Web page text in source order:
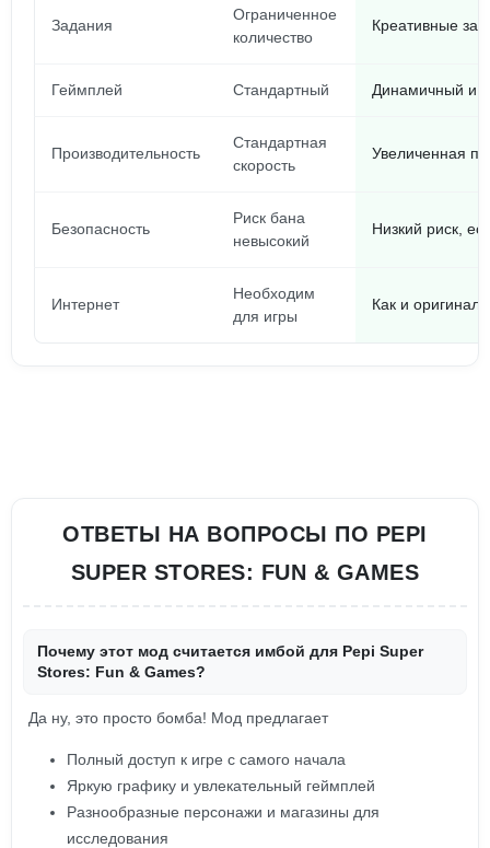
Задания
Ограниченное
количество
Креативные
Геймплей Стандартный Динамичный и
Производительность
Стандартная
скорость
Увеличенная
Безопасность
Риск бана
невысокий
Низкий риск,
Интернет
Необходим
для игры
Как и
ОТВЕТЫ НА ВОПРОСЫ ПО PEPI
SUPER STORES: FUN & GAMES
Почему этот мод считается имбой для Pepi Super
Stores: Fun & Games?
Да ну, это просто бомба! Мод предлагает
Полный доступ к игре с самого начала
Яркую графику и увлекательный геймплей
Разнообразные персонажи и магазины для
исследования